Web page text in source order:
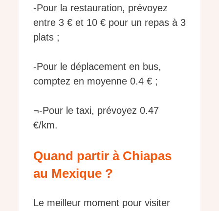
-Pour la restauration, prévoyez
entre 3 € et 10 € pour un repas à 3
plats ;
-Pour le déplacement en bus,
comptez en moyenne 0.4 € ;
¬-Pour le taxi, prévoyez 0.47
€/km.
Quand partir à Chiapas
au Mexique ?
Le meilleur moment pour visiter